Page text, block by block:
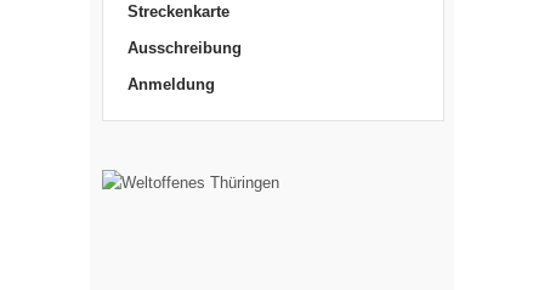
Streckenkarte
Ausschreibung
Anmeldung